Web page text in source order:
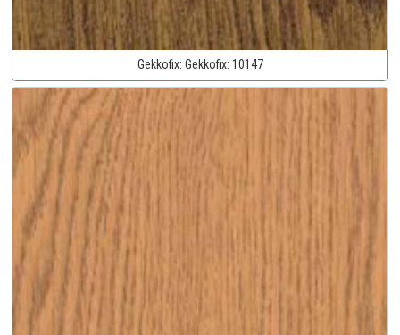
Gekkofix: Gekkofix: 10147